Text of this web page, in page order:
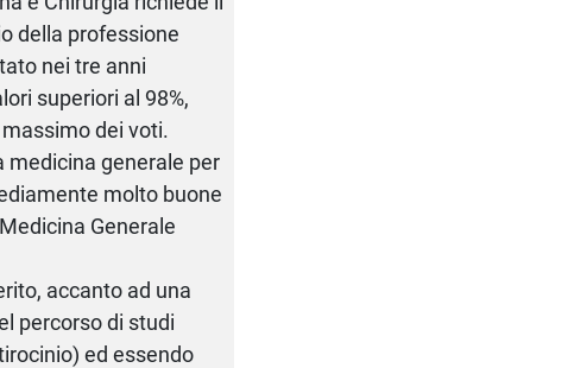
della professione
nei tre anni
superiori al 98%,
dei voti.
medicina generale per
molto buone
Generale
accanto ad una
percorso di studi
ed essendo